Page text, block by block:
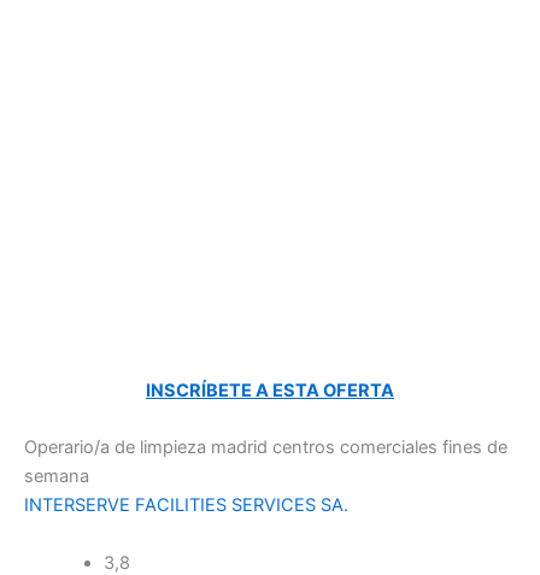
INSCRÍBETE A ESTA OFERTA
Operario/a de limpieza madrid centros comerciales fines de
semana
INTERSERVE FACILITIES SERVICES SA.
3,8